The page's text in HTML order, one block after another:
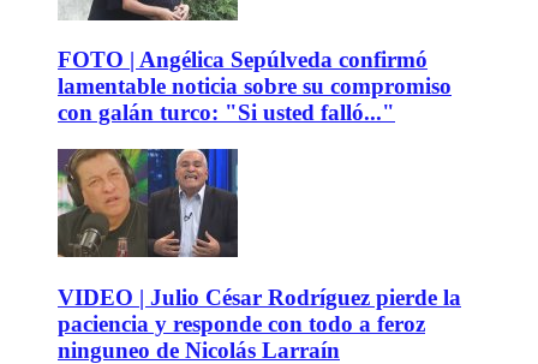
FOTO | Angélica Sepúlveda confirmó
lamentable noticia sobre su compromiso
con galán turco: "Si usted falló..."
VIDEO | Julio César Rodríguez pierde la
paciencia y responde con todo a feroz
ninguneo de Nicolás Larraín